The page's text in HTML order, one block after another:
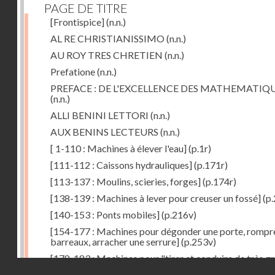
PAGE DE TITRE
[Frontispice](n.n.)
AL RE CHRISTIANISSIMO (n.n.)
AU ROY TRES CHRETIEN (n.n.)
Prefatione(n.n.)
PREFACE : DE L'EXCELLENCE DES
(n.n.)
ALLI BENINI LETTORI (n.n.)
AUX BENINS LECTEURS (n.n.)
[ 1-110 : Machines à élever l'eau](p.1r)
[111-112 : Caissons hydrauliques](p.171r)
[113-137 : Moulins, scieries, forges](p.174r)
[138-139 : Machines à lever pour creuser un fossé]
[140-153 : Ponts mobiles](p.216v)
[154-177 : Machines pour dégonder une porte,
barreaux, arracher une serrure](p.253v)
[178-183 : Machines pour "tirer et conduire de très